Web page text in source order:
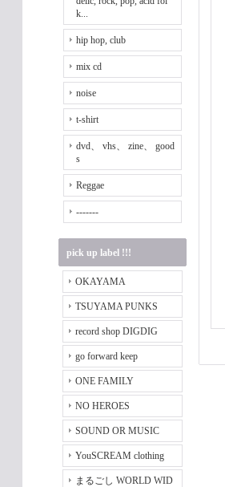
k...
hip hop, club
mix cd
noise
t-shirt
dvd、 vhs、 zine、 good
s
Reggae
-------
pick up label !!!
OKAYAMA
TSUYAMA PUNKS
record shop DIGDIG
go forward keep
ONE FAMILY
NO HEROES
SOUND OR MUSIC
YouSCREAM clothing
まるごし WORLD WID